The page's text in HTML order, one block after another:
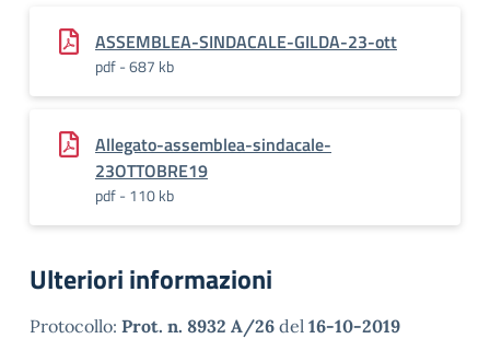
ASSEMBLEA-SINDACALE-GILDA-23-ott
pdf - 687 kb
Allegato-assemblea-sindacale-
23OTTOBRE19
pdf - 110 kb
Ulteriori informazioni
Protocollo: Prot. n. 8932 A/26 del 16-10-2019